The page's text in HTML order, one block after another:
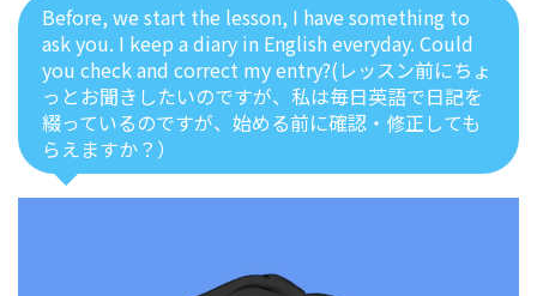
Before, we start the lesson, I have something to
ask you. I keep a diary in English everyday. Could
you check and correct my entry?(レッスン前にちょ
っとお聞きしたいのですが、私は毎日英語で日記を
綴っているのですが、始める前に確認・修正しても
らえますか？）